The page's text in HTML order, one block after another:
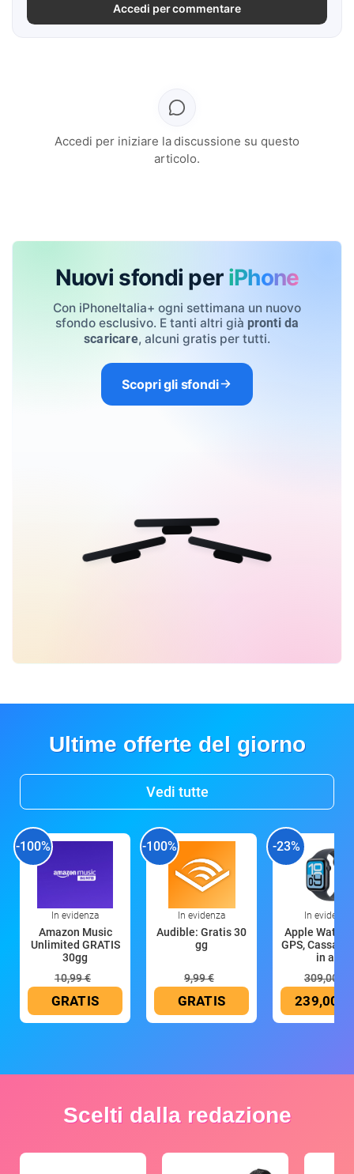
Accedi per commentare
Accedi per iniziare la discussione su questo
articolo.
Nuovi sfondi per iPhone
Con iPhoneItalia+ ogni settimana un nuovo
sfondo esclusivo. E tanti altri già pronti da
scaricare, alcuni gratis per tutti.
Scopri gli sfondi
Ultime offerte del giorno
Vedi tutte
-100%
In evidenza
Amazon Music
Unlimited GRATIS
30gg
10,99 €
GRATIS
-100%
In evidenza
Audible: Gratis 30
gg
9,99 €
GRATIS
-23%
In evidenza
Apple Watch
GPS, Cassa
in all
309,00 €
239,00 €
Scelti dalla redazione